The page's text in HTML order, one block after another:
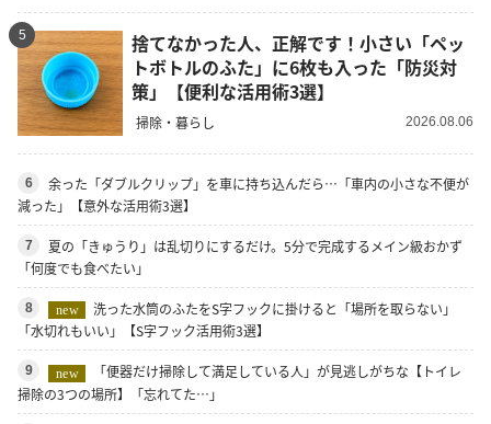
5
捨てなかった人、正解です！小さい「ペッ
トボトルのふた」に6枚も入った「防災対
策」【便利な活用術3選】
掃除・暮らし 2026.08.06
6
余った「ダブルクリップ」を車に持ち込んだら…「車内の小さな不便が
減った」【意外な活用術3選】
7
夏の「きゅうり」は乱切りにするだけ。5分で完成するメイン級おかず
「何度でも食べたい」
8 new
洗った水筒のふたをS字フックに掛けると「場所を取らない」
「水切れもいい」【S字フック活用術3選】
9 new
「便器だけ掃除して満足している人」が見逃しがちな【トイレ
掃除の3つの場所】「忘れてた…」